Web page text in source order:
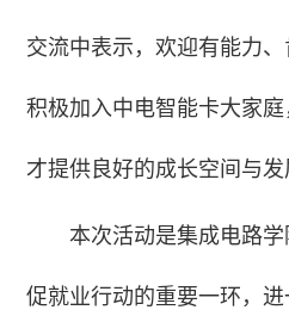
交流中表示，欢迎有能力
积极加入中电智能卡大家
才提供良好的成长空间与发
本次活动是集成电路
促就业行动的重要一环，